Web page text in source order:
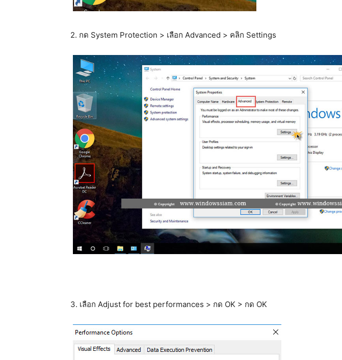
2. กด System Protection > เลือก Advanced > คลิก Settings
3. เลือก Adjust for best performances > กด OK > กด OK